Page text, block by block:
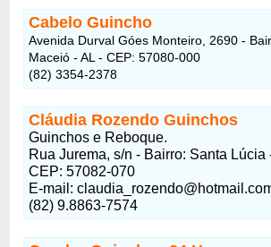
Cabelo Guincho
Avenida Durval Góes Monteiro, 2690 -
Maceió - AL - CEP: 57080-000
(82) 3354-2378
Cláudia Rozendo Guinchos
Guinchos e Reboque.
Rua Jurema, s/n - Bairro: Santa Lúcia
CEP: 57082-070
E-mail:
(82) 9.8863-7574